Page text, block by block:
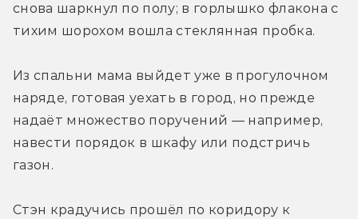
снова шаркнул по полу; в горлышко флакона с
тихим шорохом вошла стеклянная пробка.
Из спальни мама выйдет уже в прогулочном
наряде, готовая уехать в город, но прежде
надаёт множество поручений — например,
навести порядок в шкафу или подстричь
газон.
Стэн крадучись прошёл по коридору к